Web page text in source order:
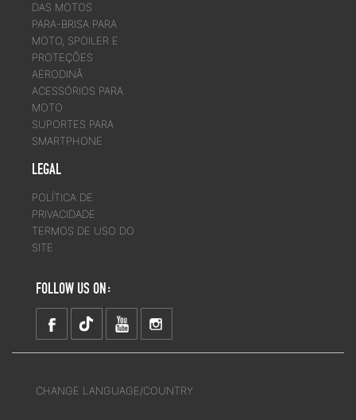
DAS MOTOS
PARA-BRISA PARA
MOTO, SPOILER E
PROTEÇÕES
AERODINÂ
ACESSÓRIOS PARA
MOTO
SUPORTES PARA
SMARTPHONE
LEGAL
POLÍTICA DE
PRIVACIDADE
TERMOS DE USO DO
SITE
FOLLOW US ON:
CHANGE LANGUAGE/COUNTRY